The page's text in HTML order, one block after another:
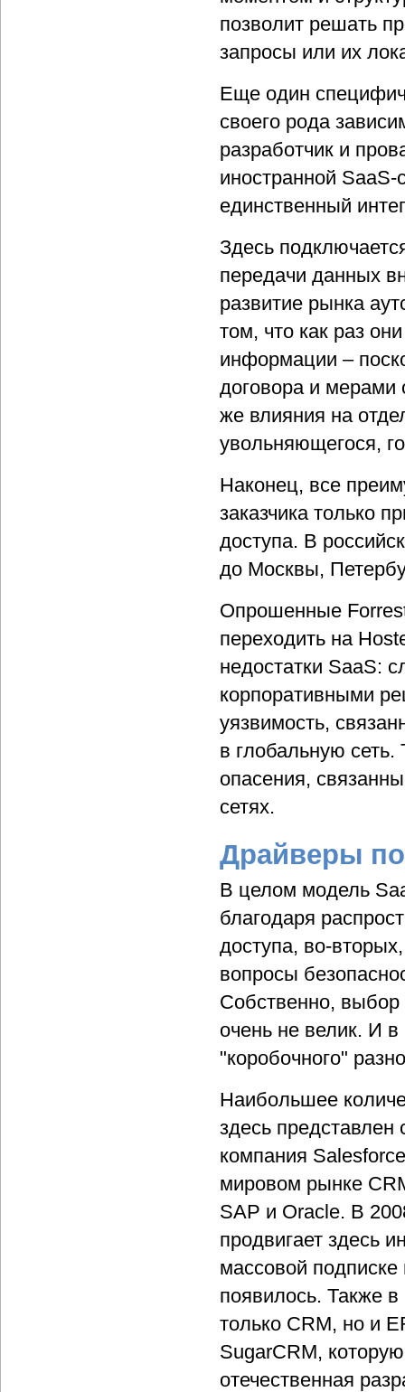
позволит решать
запросы или их
Еще один
своего рода
разработчик и
иностранной
единственный
Здесь
передачи данных
развитие рынка
том, что как раз
информации –
договора и мерами
же влияния на
увольняющегося,
Наконец, все
заказчика только
доступа. В
до Москвы,
Опрошенные
переходить на
недостатки SaaS:
корпоративными
уязвимость,
в глобальную
опасения,
сетях.
Драйверы
В целом модель
благодаря
доступа, во-
вопросы
Собственно,
очень не велик. И
"коробочного"
Наибольшее
здесь
компания
мировом рынке
SAP и Oracle. В
продвигает здесь
массовой подписке
появилось. Также
только CRM, но и
SugarCRM,
отечественная